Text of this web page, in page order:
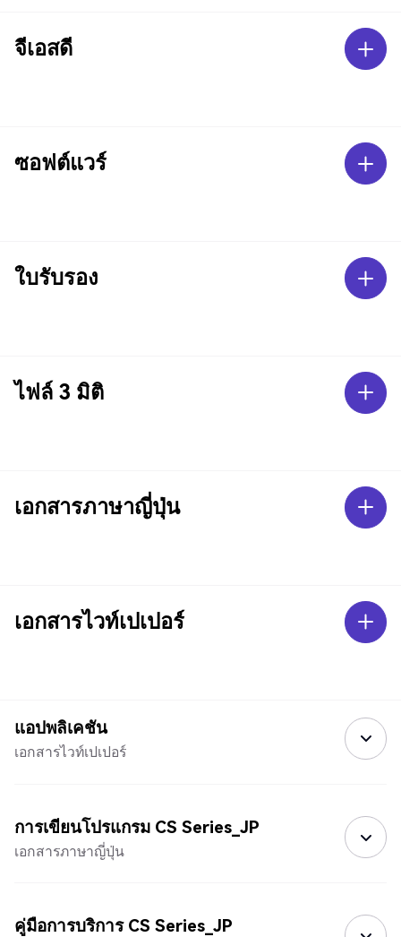
จีเอสดี
ซอฟต์แวร์
ใบรับรอง
ไฟล์ 3 มิติ
เอกสารภาษาญี่ปุ่น
เอกสารไวท์เปเปอร์
แอปพลิเคชัน
เอกสารไวท์เปเปอร์
การเขียนโปรแกรม CS Series_JP
เอกสารภาษาญี่ปุ่น
คู่มือการบริการ CS Series_JP